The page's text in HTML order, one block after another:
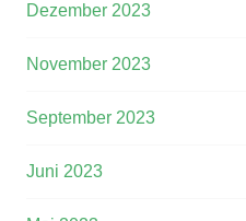
Dezember 2023
November 2023
September 2023
Juni 2023